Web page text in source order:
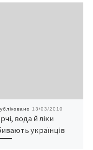
13/03/2010
вода й ліки
українців